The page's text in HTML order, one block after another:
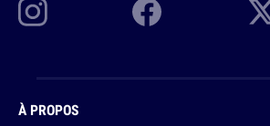
À PROPOS